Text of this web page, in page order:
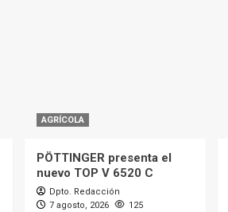
AGRÍCOLA
PÖTTINGER presenta el
nuevo TOP V 6520 C
Dpto. Redacción
7 agosto, 2026
125